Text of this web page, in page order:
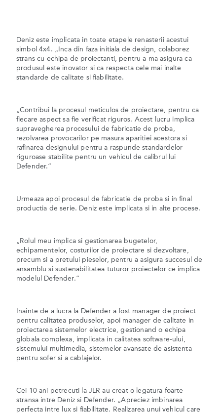
Deniz este implicata in toate etapele renasterii acestui
simbol 4x4. „Inca din faza initiala de design, colaborez
strans cu echipa de proiectanti, pentru a ma asigura ca
produsul este inovator si ca respecta cele mai inalte
standarde de calitate si fiabilitate.
„Contribui la procesul meticulos de proiectare, pentru ca
fiecare aspect sa fie verificat riguros. Acest lucru implica
supravegherea procesului de fabricatie de proba,
rezolvarea provocarilor pe masura aparitiei acestora si
rafinarea designului pentru a raspunde standardelor
riguroase stabilite pentru un vehicul de calibrul lui
Defender.”
Urmeaza apoi procesul de fabricatie de proba si in final
productia de serie. Deniz este implicata si in alte procese.
„Rolul meu implica si gestionarea bugetelor,
echipamentelor, costurilor de proiectare si dezvoltare,
precum si a pretului pieselor, pentru a asigura succesul de
ansamblu si sustenabilitatea tuturor proiectelor ce implica
modelul Defender.”
Inainte de a lucra la Defender a fost manager de proiect
pentru calitatea produselor, apoi manager de calitate in
proiectarea sistemelor electrice, gestionand o echipa
globala complexa, implicata in calitatea software-ului,
sistemului multimedia, sistemelor avansate de asistenta
pentru sofer si a cablajelor.
Cei 10 ani petrecuti la JLR au creat o legatura foarte
stransa intre Deniz si Defender. „Apreciez imbinarea
perfecta intre lux si fiabilitate. Realizarea unui vehicul care